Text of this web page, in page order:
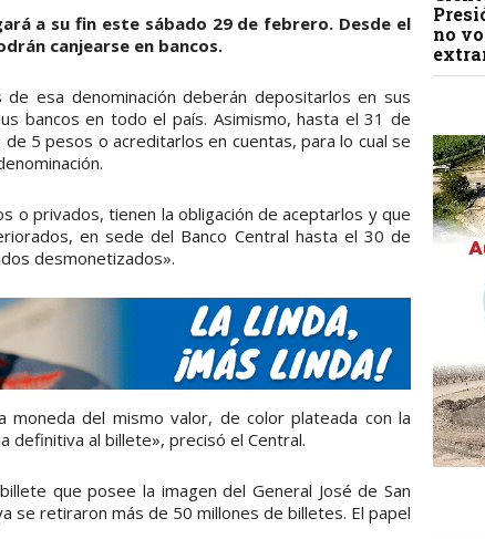
a su fin este sábado 29 de febrero. Desde el
canjearse en bancos.
esa denominación deberán depositarlos en sus
bancos en todo el país. Asimismo, hasta el 31 de
5 pesos o acreditarlos en cuentas, para lo cual se
o privados, tienen la obligación de aceptarlos y que
en sede del Banco Central hasta el 30 de
desmonetizados».
del mismo valor, de color plateada con la
definitiva al billete», precisó el Central.
que posee la imagen del General José de San
se retiraron más de 50 millones de billetes. El papel
no